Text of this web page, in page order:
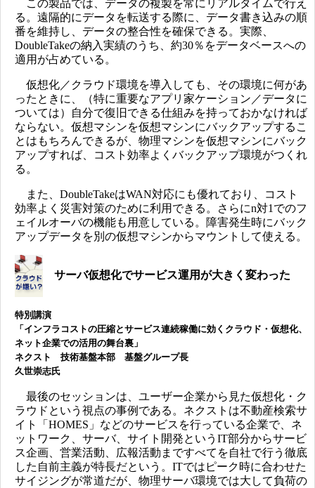
この製品では、データの複製を常にリアルタイムで行え
る。遠隔的にデータを転送する際に、データ書き込みの順
番を維持し、データの整合性を確保できる。実際、
DoubleTakeの納入実績のうち、約30％をデータベースへの
適用が占めている。
仮想化／クラウド環境を導入しても、その環境に何があ
ったときに、（特に重要なアプリ家ケーション／データに
ついては）自分で復旧できる仕組みを持っておかなければ
ならない。仮想マシンを仮想マシンにバックアップするこ
とはもちろんできるが、物理マシンを仮想マシンにバック
アップすれば、コスト効率よくバックアップ環境がつくれ
る。
また、DoubleTakeはWAN対応にも優れており、コスト
効率よく災害対策のために利用できる。さらにn対1でのフ
ェイルオーバの機能も用意している。障害発生時にバック
アップデータを別の仮想マシンからマウントして使える。
サーバ仮想化でサービス運用が大きく変わった
特別講演
「インフラコストの圧縮とサービス連続稼働に効くクラウド・仮想化、
ネット企業での活用の舞台裏」
ネクスト 技術基盤本部 基盤グループ長
久世崇志氏
最後のセッションは、ユーザー企業から見た仮想化・ク
ラウドという視点の事例である。ネクストは不動産検索サ
イト「HOMES」などのサービスを行っている企業で、ネ
ットワーク、サーバ、サイト開発というIT部分からサービ
ス企画、営業活動、広報活動まですべてを自社で行う徹底
した自前主義が特長だという。ITではピーク時に合わせた
サイジングが常道だが、物理サーバ環境では大して負荷の